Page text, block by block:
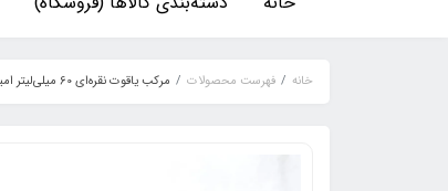
خانه فهرست محصولات مرکب یاقوت نقره‌ای 60 میلی‌لیتر امیران (رنگ مشکی)